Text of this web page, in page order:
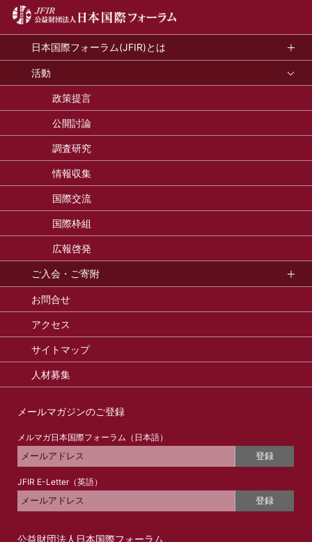
日本国際フォーラム(JFIR)とは
活動
政策提言
公開討論
調査研究
情報収集
国際交流
国際枠組
広報啓発
ご入会・ご寄附
お問合せ
アクセス
サイトマップ
人材募集
メールマガジンのご登録
メルマガ日本国際フォーラム（日本語）
登録
JFIR E-Letter（英語）
登録
公益財団法人日本国際フォーラム